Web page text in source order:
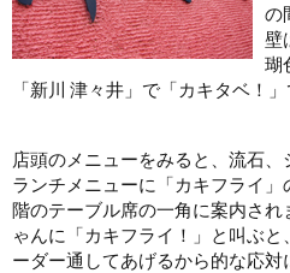
の
壁
瑚
「新川 津々井」で「カキタベ！」
店頭のメニューをみると、流石
ランチメニューに「カキフライ
階のテーブル席の一角に案内さ
ゃんに「カキフライ！」と叫ぶ
ーダー通してあげるから的な応